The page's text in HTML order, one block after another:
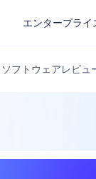
エンタープライ
ソフトウェアレビュ